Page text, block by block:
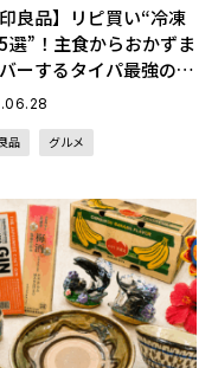
印良品】リピ買い“冷凍
選”！主食からおかずま
ーするタイパ最強の名
品 グルメ